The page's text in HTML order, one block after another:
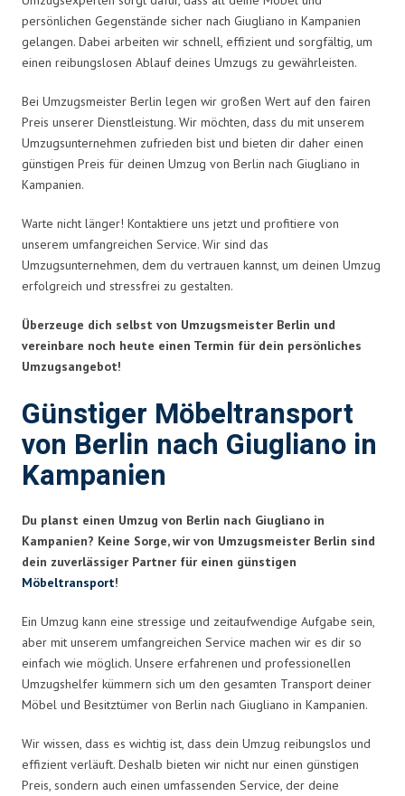
persönlichen Gegenstände sicher nach Giugliano in Kampanien
gelangen. Dabei arbeiten wir schnell, effizient und sorgfältig, um
einen reibungslosen Ablauf deines Umzugs zu gewährleisten.
Bei Umzugsmeister Berlin legen wir großen Wert auf den fairen
Preis unserer Dienstleistung. Wir möchten, dass du mit unserem
Umzugsunternehmen zufrieden bist und bieten dir daher einen
günstigen Preis für deinen Umzug von Berlin nach Giugliano in
Kampanien.
Warte nicht länger! Kontaktiere uns jetzt und profitiere von
unserem umfangreichen Service. Wir sind das
Umzugsunternehmen, dem du vertrauen kannst, um deinen Umzug
erfolgreich und stressfrei zu gestalten.
Überzeuge dich selbst von Umzugsmeister Berlin und
vereinbare noch heute einen Termin für dein persönliches
Umzugsangebot!
Günstiger Möbeltransport
von Berlin nach Giugliano in
Kampanien
Du planst einen Umzug von Berlin nach Giugliano in
Kampanien? Keine Sorge, wir von Umzugsmeister Berlin sind
dein zuverlässiger Partner für einen günstigen
Möbeltransport!
Ein Umzug kann eine stressige und zeitaufwendige Aufgabe sein,
aber mit unserem umfangreichen Service machen wir es dir so
einfach wie möglich. Unsere erfahrenen und professionellen
Umzugshelfer kümmern sich um den gesamten Transport deiner
Möbel und Besitztümer von Berlin nach Giugliano in Kampanien.
Wir wissen, dass es wichtig ist, dass dein Umzug reibungslos und
effizient verläuft. Deshalb bieten wir nicht nur einen günstigen
Preis, sondern auch einen umfassenden Service, der deine